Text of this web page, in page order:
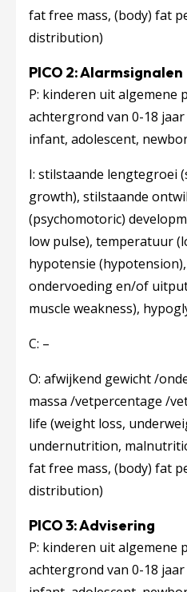
fat free mass, (body) fat
distribution)
PICO 2: Alarmsignalen
P: kinderen uit algemene
achtergrond van 0-18 jaar ​
infant, adolescent,
I: stilstaande lengtegroei (​
growth​), stilstaande
(psychomotoric)
low pulse​), temperatuur (​
hypotensie (​hypotension
ondervoeding en/of
muscle weakness​),
C: –
O: afwijkend gewicht /
massa /vetpercentage /
life (​weight loss,
undernutrition,
fat free mass, (body) fat
distribution)​
PICO 3: Advisering
P: kinderen uit algemene
achtergrond van 0-18 jaar